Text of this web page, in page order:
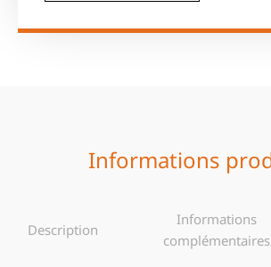
Informations
Description
Informations
complémentaires